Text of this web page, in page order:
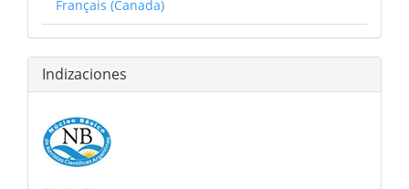
Français (Canada)
Indizaciones